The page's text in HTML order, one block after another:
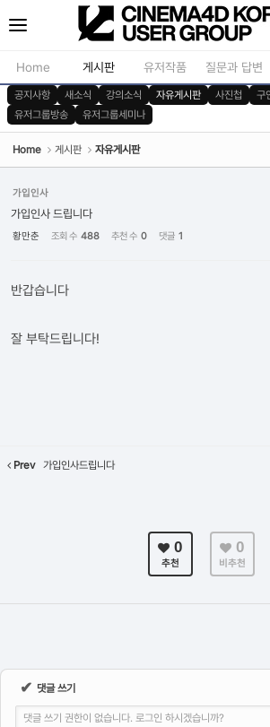
Home 게시판
공지사항
새소식
자유게시판
사진첩
유저그룹세미나
유저작품 질문과 답변
공지사항 새소식 강의소식 자유게시판 사진첩
구
유저그룹방송
유저그룹세미나
Home 게시판 자유게시판
가입인사
가입인사 드립니다
황만춘 조회 수 488 추천 수 0 댓글 1
반갑습니다
잘 부탁드립니다!
Prev 가입인사드립니다
0
추천
0
비추천
✔ 댓글 쓰기
댓글 쓰기 권한이 없습니다. 로그인 하시겠습니까?
Sketchbook5, 스케치
Sketchbook5, 스케치